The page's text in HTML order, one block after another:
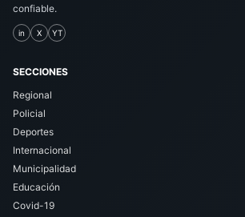
confiable.
in X YT
SECCIONES
Regional
Policial
Deportes
Internacional
Municipalidad
Educación
Covid-19